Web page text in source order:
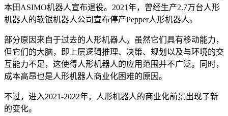
本田ASIMO机器人宣布退役。2021年，曾经生产2.7万台人形
机器人的软银机器人公司宣布停产Pepper人形机器人。
部分原因来自于过去的人形机器人。虽然它们具有移动能力，
但它们的大脑，即上层逻辑推理、决策、规划以及与环境的交
互能力不足，这使得人形机器人的应用范围并不广泛。同时，
成本高昂也是人形机器人商业化困难的原因。
不过，进入2021-2022年，人形机器人的商业化前景出现了新
的变化。